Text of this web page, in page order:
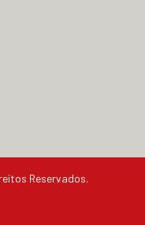
Reservados.